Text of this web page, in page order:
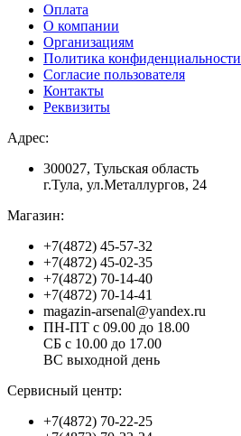
Оплата
О компании
Организациям
Политика конфиденциальности
Согласие пользователя
Контакты
Реквизиты
Адрес:
300027, Тульская область
г.Тула, ул.Металлургов, 24
Магазин:
+7(4872) 45-57-32
+7(4872) 45-02-35
+7(4872) 70-14-40
+7(4872) 70-14-41
magazin-arsenal@yandex.ru
ПН-ПТ с 09.00 до 18.00
СБ с 10.00 до 17.00
ВС выходной день
Сервисный центр:
+7(4872) 70-22-25